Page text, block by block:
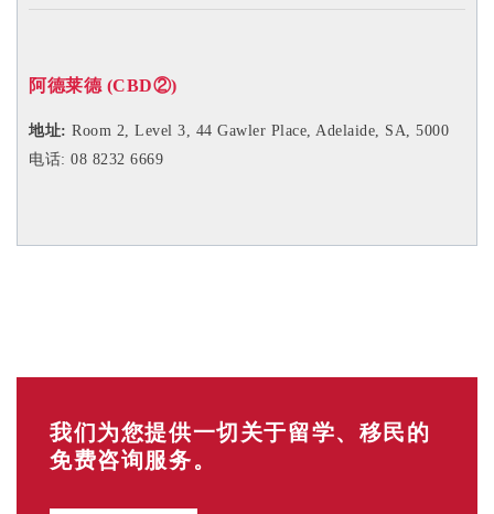
阿德莱德 (CBD②)
地址: Room 2, Level 3, 44 Gawler Place, Adelaide, SA, 5000
电话: 08 8232 6669
我们为您提供一切关于留学、移民的
免费咨询服务。